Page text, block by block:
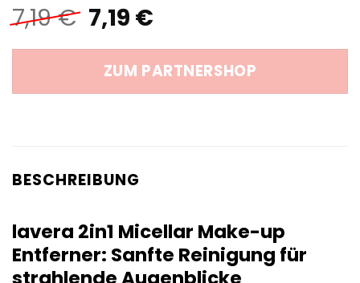
7,19€ Ursprünglicher
Preis
war:
7,19 €
7,19 €Aktueller
ist:
7,19 €.
ZUM PARTNERSHOP
BESCHREIBUNG
lavera 2in1 Micellar Make-up
Entferner: Sanfte Reinigung für
strahlende Augenblicke